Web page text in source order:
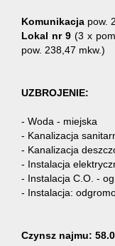
Komunikacja pow.
Lokal nr 9(3 x
pow. 238,47 mkw.)
UZBROJENIE:
- Woda - miejska
- Kanalizacja
- Kanalizacja
- Instalacja
- Instalacja C.O. -
- Instalacja:
Czynsz najmu: